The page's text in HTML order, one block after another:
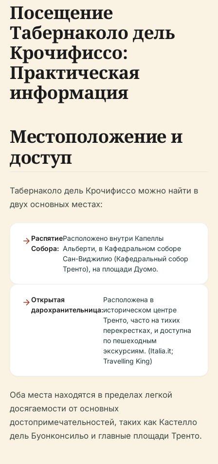
Посещение
Табернаколо дель
Крочифиссо:
Практическая
информация
Местоположение и
доступ
Табернаколо дель Крочифиссо можно найти в
двух основных местах:
Распятие
Собора:
Расположено внутри Капеллы
Альберти, в Кафедральном соборе
Сан-Виджилио (Кафедральный собор
Тренто), на площади Дуомо.
Открытая
дарохранительница:
Расположена в
историческом центре
Тренто, часто на тихих
перекрестках, и доступна
по пешеходным
экскурсиям. (Italia.it;
Travelling King)
Оба места находятся в пределах легкой
досягаемости от основных
достопримечательностей, таких как Кастелло
дель Буонконсильо и главные площади Тренто.